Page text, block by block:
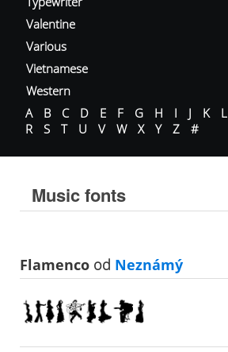
Valentine
Various
Vietnamese
Western
A
B C D E F G H I J K L
R
S T U V W X Y Z #
Music fonts
Flamenco od Neznámý